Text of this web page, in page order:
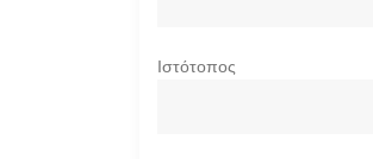
Ιστότοπος